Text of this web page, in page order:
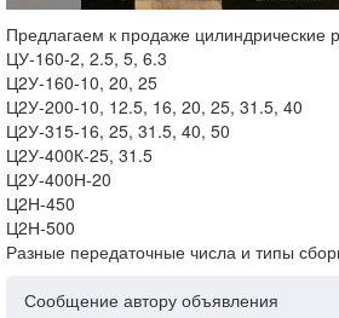
Предлагаем к продаже
ЦУ-160-2, 2.5, 5, 6.3
Ц2У-160-10, 20, 25
Ц2У-200-10, 12.5, 16, 20, 25, 31.5, 40
Ц2У-315-16, 25, 31.5, 40, 50
Ц2У-400К-25, 31.5
Ц2У-400Н-20
Ц2Н-450
Ц2Н-500
Разные передаточные числа и типы
Сообщение автору объявления